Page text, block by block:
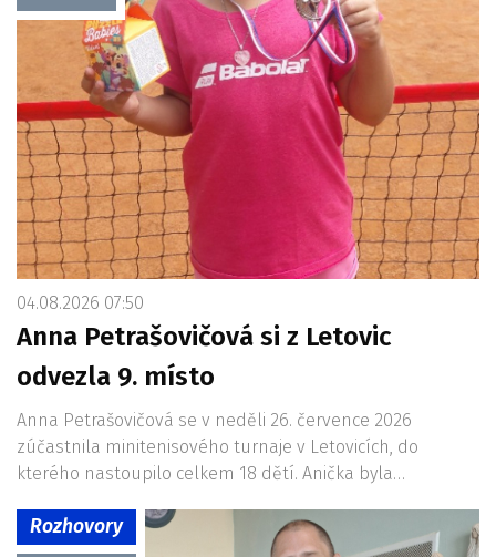
04.08.2026 07:50
Anna Petrašovičová si z Letovic
odvezla 9. místo
Anna Petrašovičová se v neděli 26. července 2026
zúčastnila minitenisového turnaje v Letovicích, do
kterého nastoupilo celkem 18 dětí. Anička byla…
Rozhovory